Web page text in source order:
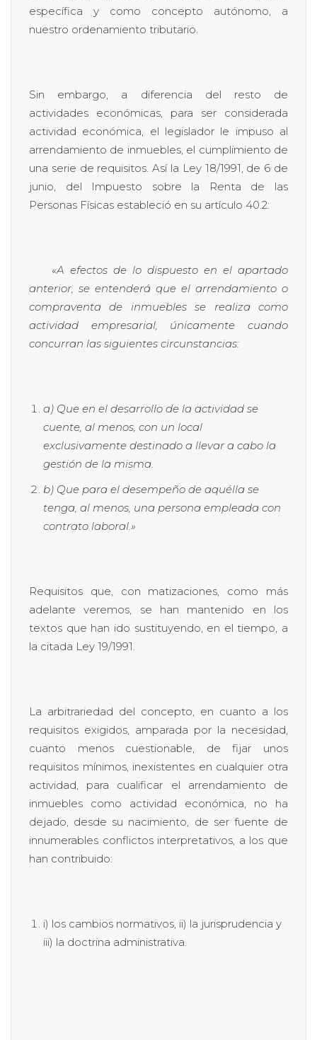
específica y como concepto autónomo, a
nuestro ordenamiento tributario.
Sin embargo, a diferencia del resto de
actividades económicas, para ser considerada
actividad económica, el legislador le impuso al
arrendamiento de inmuebles, el cumplimiento de
una serie de requisitos. Así la Ley 18/1991, de 6 de
junio, del Impuesto sobre la Renta de las
Personas Físicas estableció en su artículo 40.2:
«A efectos de lo dispuesto en el apartado
anterior, se entenderá que el arrendamiento o
compraventa de inmuebles se realiza como
actividad empresarial, únicamente cuando
concurran las siguientes circunstancias:
a) Que en el desarrollo de la actividad se
cuente, al menos, con un local
exclusivamente destinado a llevar a cabo la
gestión de la misma.
b) Que para el desempeño de aquélla se
tenga, al menos, una persona empleada con
contrato laboral.»
Requisitos que, con matizaciones, como más
adelante veremos, se han mantenido en los
textos que han ido sustituyendo, en el tiempo, a
la citada Ley 19/1991.
La arbitrariedad del concepto, en cuanto a los
requisitos exigidos, amparada por la necesidad,
cuanto menos cuestionable, de fijar unos
requisitos mínimos, inexistentes en cualquier otra
actividad, para cualificar el arrendamiento de
inmuebles como actividad económica, no ha
dejado, desde su nacimiento, de ser fuente de
innumerables conflictos interpretativos, a los que
han contribuido:
i) los cambios normativos, ii) la jurisprudencia y
iii) la doctrina administrativa.